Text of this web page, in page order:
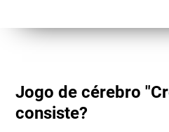
Jogo de cérebro
consiste?